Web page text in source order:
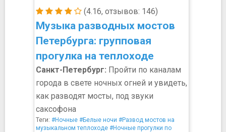
(4.16, отзывов: 146)
Музыка разводных мостов
Петербурга: групповая
прогулка на теплоходе
Санкт-Петербург: Пройти по каналам
города в свете ночных огней и увидеть,
как разводят мосты, под звуки
саксофона
Теги: #Ночные #Белые ночи #Развод мостов на
музыкальном теплоходе #Ночные прогулки по